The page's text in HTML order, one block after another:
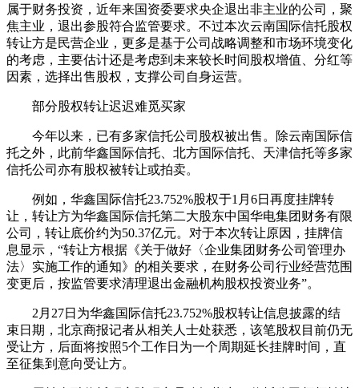
属于财务投资，近年来国资委要求央企退出非主业的公司，聚
焦主业，退出参股符合监管要求。不过本次云南国际信托股权
转让方是民营企业，更多是基于公司战略调整和市场环境变化
的考虑，主要估计还是考虑到未来较长时间股权增值、分红等
因素，选择出售股权，支撑公司自身运营。
部分股权转让迟迟难觅买家
今年以来，已有多家信托公司股权被出售。除云南国际信
托之外，此前华鑫国际信托、北方国际信托、天津信托等多家
信托公司亦有股权被转让或拍卖。
例如，华鑫国际信托23.752%股权于1月6日再度挂牌转
让，转让方为华鑫国际信托第二大股东中国华电集团财务有限
公司，转让底价约为50.37亿元。对于本次转让原因，挂牌信
息显示，“转让方根据《关于做好〈企业集团财务公司管理办
法〉实施工作的通知》的相关要求，在财务公司行业经营范围
变更后，按监管要求清理退出金融机构股权投资业务”。
2月27日为华鑫国际信托23.752%股权转让信息披露的结
束日期，北京商报记者从相关人士处获悉，该笔股权目前仍无
受让方，后面将按照5个工作日为一个周期延长挂牌时间，直
至征集到意向受让方。